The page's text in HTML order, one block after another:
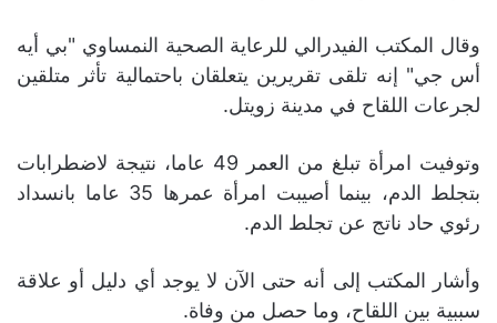
وقال المكتب الفيدرالي للرعاية الصحية النمساوي "بي أيه
أس جي" إنه تلقى تقريرين يتعلقان باحتمالية تأثر متلقين
لجرعات اللقاح في مدينة زويتل.
وتوفيت امرأة تبلغ من العمر 49 عاما، نتيجة لاضطرابات
بتجلط الدم، بينما أصيبت امرأة عمرها 35 عاما بانسداد
رئوي حاد ناتج عن تجلط الدم.
وأشار المكتب إلى أنه حتى الآن لا يوجد أي دليل أو علاقة
سببية بين اللقاح، وما حصل من وفاة.